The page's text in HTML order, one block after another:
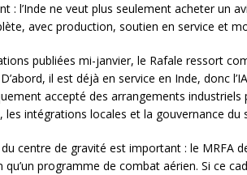
: l’Inde ne veut plus seulement acheter un
avec production, soutien en service et
publiées mi-janvier, le Rafale ressort
il est déjà en service en Inde, donc
accepté des arrangements industriels
les intégrations locales et la gouvernance du
centre de gravité est important : le MRFA
qu’un programme de combat aérien. Si ce